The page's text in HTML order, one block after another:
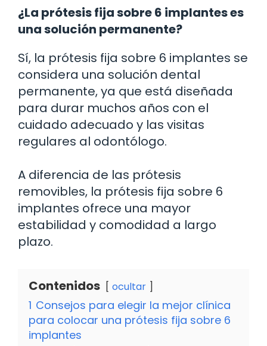
¿La prótesis fija sobre 6 implantes es
una solución permanente?
Sí, la prótesis fija sobre 6 implantes se
considera una solución dental
permanente, ya que está diseñada
para durar muchos años con el
cuidado adecuado y las visitas
regulares al odontólogo.
A diferencia de las prótesis
removibles, la prótesis fija sobre 6
implantes ofrece una mayor
estabilidad y comodidad a largo
plazo.
Contenidos ocultar
1 Consejos para elegir la mejor clínica
para colocar una prótesis fija sobre 6
implantes